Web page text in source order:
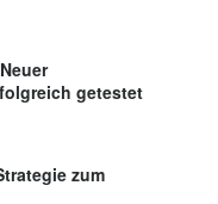
getestet
zum